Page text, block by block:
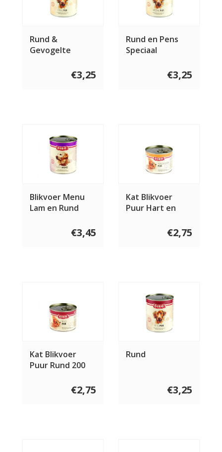
Rund &
Gevogelte
€3,25
Rund en Pens
Speciaal
€3,25
Blikvoer Menu
Lam en Rund
€3,45
Kat Blikvoer
Puur Hart en
€2,75
Kat Blikvoer
Puur Rund 200
€2,75
Rund
€3,25